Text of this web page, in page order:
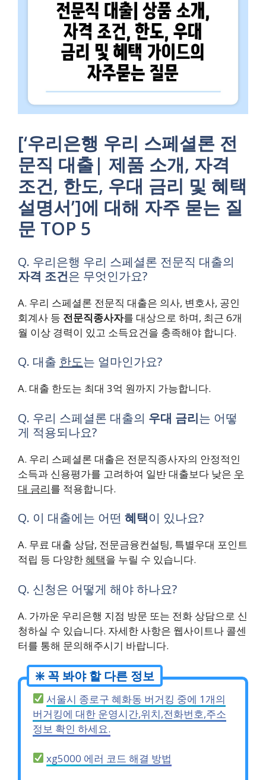
[‘우리은행 우리 스페셜론 전
문직 대출| 제품 소개, 자격
조건, 한도, 우대 금리 및 혜택
설명서’]에 대해 자주 묻는 질
문 TOP 5
Q. 우리은행 우리 스페셜론 전문직 대출의
자격 조건은 무엇인가요?
A. 우리 스페셜론 전문직 대출은 의사, 변호사, 공인
회계사 등 전문직종사자를 대상으로 하며, 최근 6개
월 이상 경력이 있고 소득요건을 충족해야 합니다.
Q. 대출 한도는 얼마인가요?
A. 대출 한도는 최대 3억 원까지 가능합니다.
Q. 우리 스페셜론 대출의 우대 금리는 어떻
게 적용되나요?
A. 우리 스페셜론 대출은 전문직종사자의 안정적인
소득과 신용평가를 고려하여 일반 대출보다 낮은 우
대 금리를 적용합니다.
Q. 이 대출에는 어떤 혜택이 있나요?
A. 무료 대출 상담, 전문금융컨설팅, 특별우대 포인트
적립 등 다양한혜택을 누릴 수 있습니다.
Q. 신청은 어떻게 해야 하나요?
A. 가까운 우리은행 지점 방문 또는 전화 상담으로 신
청하실 수 있습니다. 자세한 사항은 웹사이트나 콜센
터를 통해 문의해주시기 바랍니다.
서울시 종로구 혜화동 버거킹 중에 1개의
버거킹에 대한 운영시간,위치,전화번호,주소
정보 확인 하세요.
xg5000 에러 코드 해결 방법